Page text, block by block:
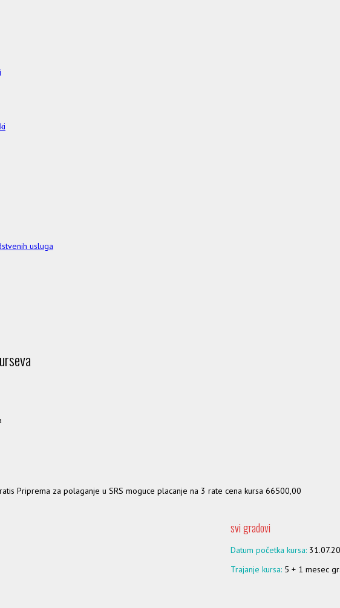
usluga
Priprema za polaganje u SRS moguce placanje na 3 rate cena kursa 66500,00
svi gradovi
Datum početka kursa:
Trajanje kursa: 5 + 1 mesec